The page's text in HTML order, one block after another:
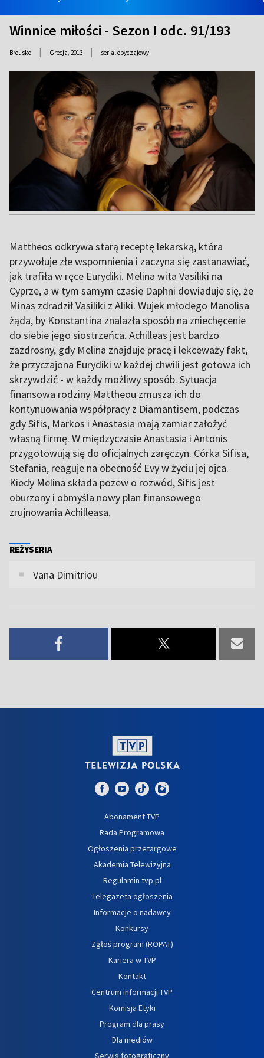
Winnice miłości - Sezon I odc. 91/193
Brousko | Grecja, 2013 | serial obyczajowy
Mattheos odkrywa starą receptę lekarską, która
przywołuje złe wspomnienia i zaczyna się zastanawiać,
jak trafiła w ręce Eurydiki. Melina wita Vasiliki na
Cyprze, a w tym samym czasie Daphni dowiaduje się, że
Minas zdradził Vasiliki z Aliki. Wujek młodego Manolisa
żąda, by Konstantina znalazła sposób na zniechęcenie
do siebie jego siostrzeńca. Achilleas jest bardzo
zazdrosny, gdy Melina znajduje pracę i lekceważy fakt,
że przyczajona Eurydiki w każdej chwili jest gotowa ich
skrzywdzić - w każdy możliwy sposób. Sytuacja
finansowa rodziny Mattheou zmusza ich do
kontynuowania współpracy z Diamantisem, podczas
gdy Sifis, Markos i Anastasia mają zamiar założyć
własną firmę. W międzyczasie Anastasia i Antonis
przygotowują się do oficjalnych zaręczyn. Córka Sifisa,
Stefania, reaguje na obecność Evy w życiu jej ojca.
Kiedy Melina składa pozew o rozwód, Sifis jest
oburzony i obmyśla nowy plan finansowego
zrujnowania Achilleasa.
REŻYSERIA
Vana Dimitriou
Abonament TVP
Rada Programowa
Ogłoszenia przetargowe
Akademia Telewizyjna
Regulamin tvp.pl
Telegazeta ogłoszenia
Informacje o nadawcy
Konkursy
Zgłoś program (ROPAT)
Kariera w TVP
Kontakt
Centrum informacji TVP
Komisja Etyki
Program dla prasy
Dla mediów
Serwis fotograficzny